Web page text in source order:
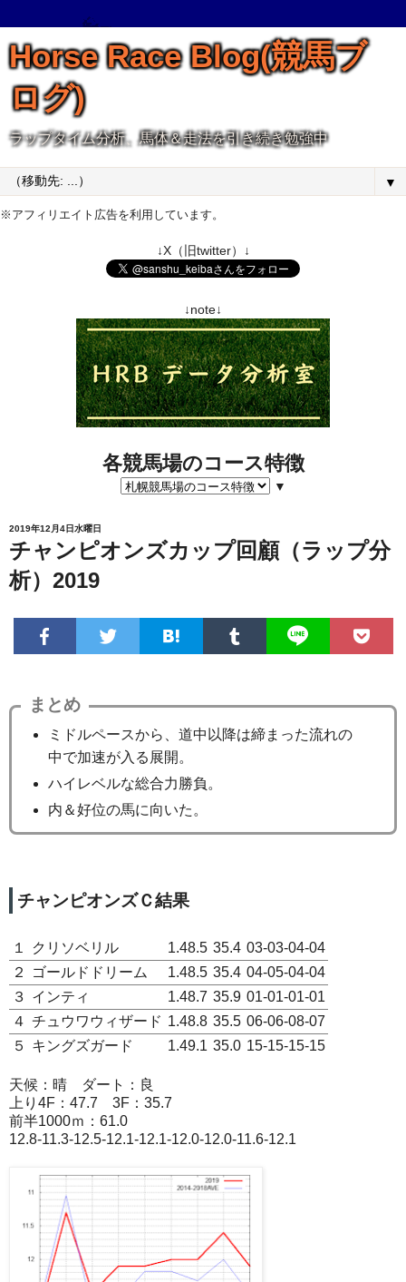
Horse Race Blog(競馬ブ
ログ)
ラップタイム分析、馬体＆走法を引き続き勉強中
▼
※アフィリエイト広告を利用しています。
↓X（旧twitter）↓
↓note↓
各競馬場のコース特徴
▼
2019年12月4日水曜日
チャンピオンズカップ回顧（ラップ分
析）2019
まとめ
ミドルペースから、道中以降は締まった流れの
中で加速が入る展開。
ハイレベルな総合力勝負。
内＆好位の馬に向いた。
チャンピオンズＣ結果
１ クリソベリル 1.48.5 35.4 03-03-04-04
２
ゴールドドリーム 1.48.5 35.4 04-05-04-04
３
インティ 1.48.7 35.9 01-01-01-01
４ チュウワウィザード 1.48.8 35.5 06-06-08-07
５
キングズガード 1.49.1 35.0 15-15-15-15
天候：晴 ダート：良
上り4F：47.7 3F：35.7
前半1000ｍ：61.0
12.8-11.3-12.5-12.1-12.1-12.0-12.0-11.6-12.1